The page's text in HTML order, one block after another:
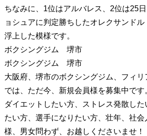
ちなみに、1位はアルバレス、2位は25
ョシュアに判定勝ちしたオレクサンド
浮上した模様です。
ボクシングジム 堺市
ボクシングジム 堺市
大阪府、堺市のボクシングジム、フィリ
では、ただ今、新規会員様を募集中です
ダイエットしたい方、ストレス発散し
たい方、選手になりたい方、壮年、社会
様、男女問わず、お越しくださいませ！